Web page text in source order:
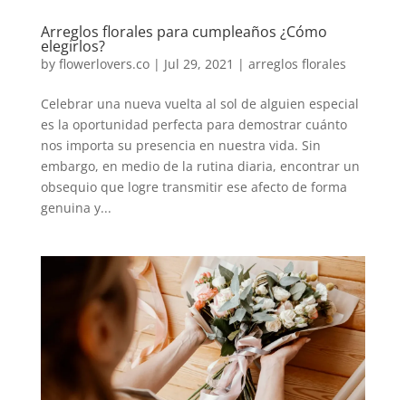
Arreglos florales para cumpleaños ¿Cómo
elegirlos?
by flowerlovers.co| Jul 29, 2021 | arreglos florales
Celebrar una nueva vuelta al sol de alguien especial
es la oportunidad perfecta para demostrar cuánto
nos importa su presencia en nuestra vida. Sin
embargo, en medio de la rutina diaria, encontrar un
obsequio que logre transmitir ese afecto de forma
genuina y...